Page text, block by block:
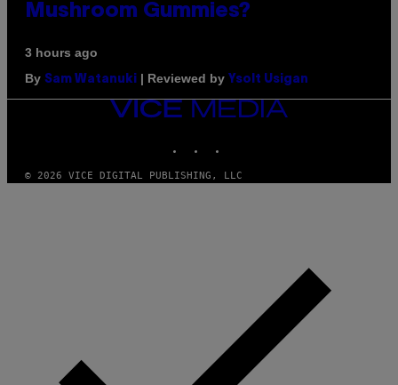
Mushroom Gummies?
3 hours ago
By Sam Watanuki | Reviewed by Ysolt Usigan
VICE
MEDIA
© 2026 VICE DIGITAL PUBLISHING, LLC